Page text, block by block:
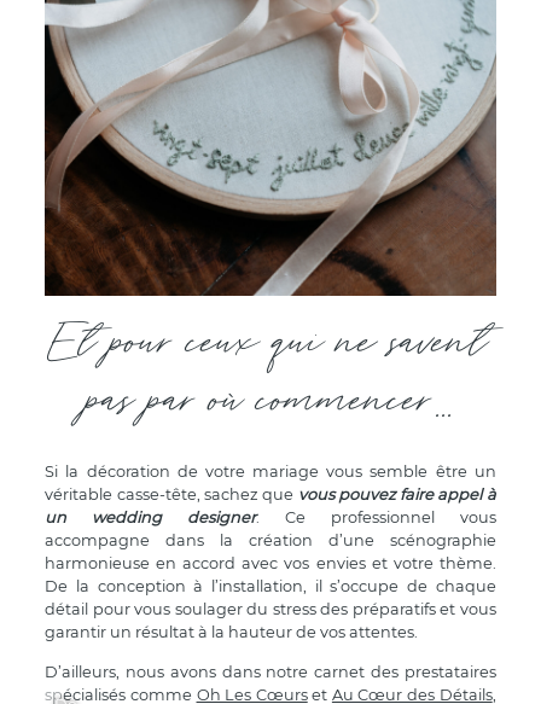
Et pour ceux qui ne savent
pas par où commencer...
Si la décoration de votre mariage vous semble être un
véritable casse-tête, sachez que vous pouvez faire appel à
un wedding designer. Ce professionnel vous
accompagne dans la création d’une scénographie
harmonieuse en accord avec vos envies et votre thème.
De la conception à l’installation, il s’occupe de chaque
détail pour vous soulager du stress des préparatifs et vous
garantir un résultat à la hauteur de vos attentes.
D’ailleurs, nous avons dans notre carnet des prestataires
spécialisés comme Oh Les Cœurset Au Cœur des Détails,